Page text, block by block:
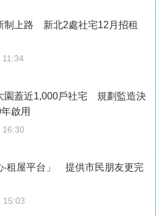
制上路 新北2處社宅12月招租
11:34
園蓋近1,000戶社宅 規劃監造決
啟用
16:30
‧租屋平台」 提供市民朋友更完
15:03